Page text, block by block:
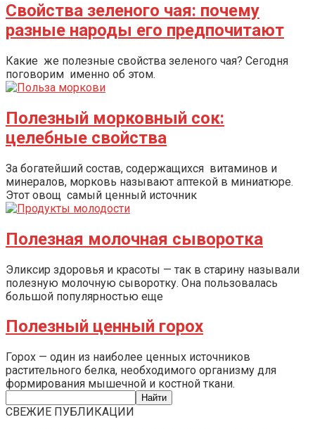
Свойства зеленого чая: почему
разные народы его предпочитают
Какие же полезные свойства зеленого чая? Сегодня
поговорим именно об этом.
Полезный морковный сок:
целебные свойства
За богатейший состав, содержащихся витаминов и
минералов, морковь называют аптекой в миниатюре.
Этот овощ самый ценный источник
Полезная молочная сыворотка
Эликсир здоровья и красоты — так в старину называли
полезную молочную сыворотку. Она пользовалась
большой популярностью еще
Полезный ценный горох
Горох — один из наиболее ценных источников
растительного белка, необходимого организму для
формирования мышечной и костной ткани.
СВЕЖИЕ ПУБЛИКАЦИИ